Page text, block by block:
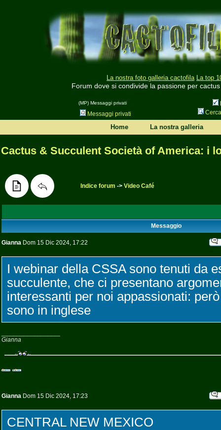
La nostra foto galleria cactofila La top
Forum dove si condivide la passione per
(MP) Messaggi privati
Messaggi privati
Cerca
Home La nostra galleria
Cactus & Succulent Società of America: i
Indice forum -> Video Café
Messaggio
Gianna Dom 15 Dic 2024, 17:22
I webinar della CSSA sono tenuti da
succulente, che ci presentano
interessanti per noi appassionati:
sono in inglese
Gianna
Gianna Dom 15 Dic 2024, 17:23
CENTRAL NEW MEXICO